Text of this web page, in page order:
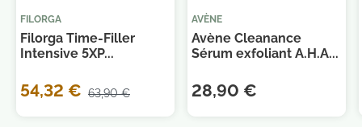
FILORGA
Filorga Time-Filler
Intensive 5XP...
54,32 € 63,90 €
AVÈNE
Avène Cleanance
Sérum exfoliant A.H.A...
28,90 €